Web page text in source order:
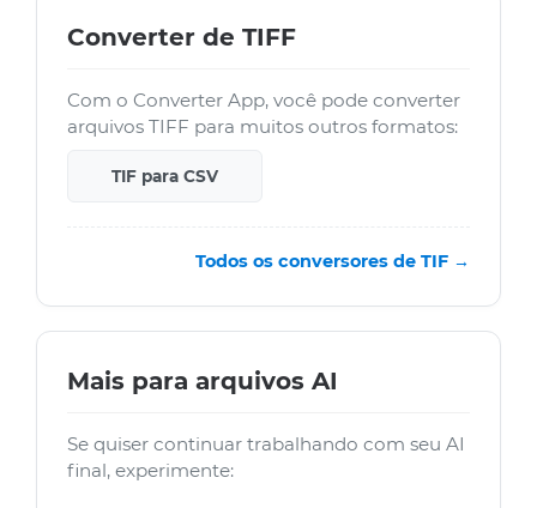
Converter de TIFF
Com o Converter App, você pode converter
arquivos TIFF para muitos outros formatos:
TIF para CSV
Todos os conversores de TIF →
Mais para arquivos AI
Se quiser continuar trabalhando com seu AI
final, experimente: